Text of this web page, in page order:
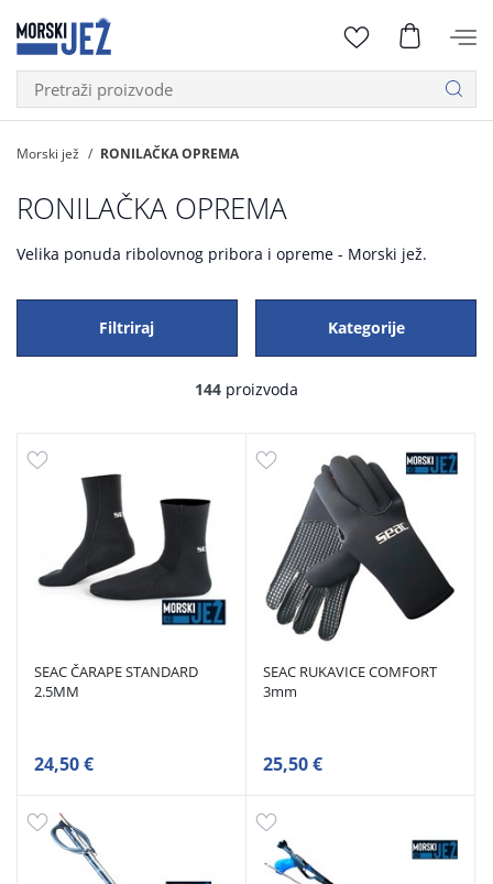
Morski jež RONILAČKA OPREMA
RONILAČKA OPREMA
Velika ponuda ribolovnog pribora i opreme - Morski jež.
Filtriraj Kategorije
144 proizvoda
SEAC ČARAPE STANDARD
2.5MM
24,50 €
SEAC RUKAVICE COMFORT
3mm
25,50 €